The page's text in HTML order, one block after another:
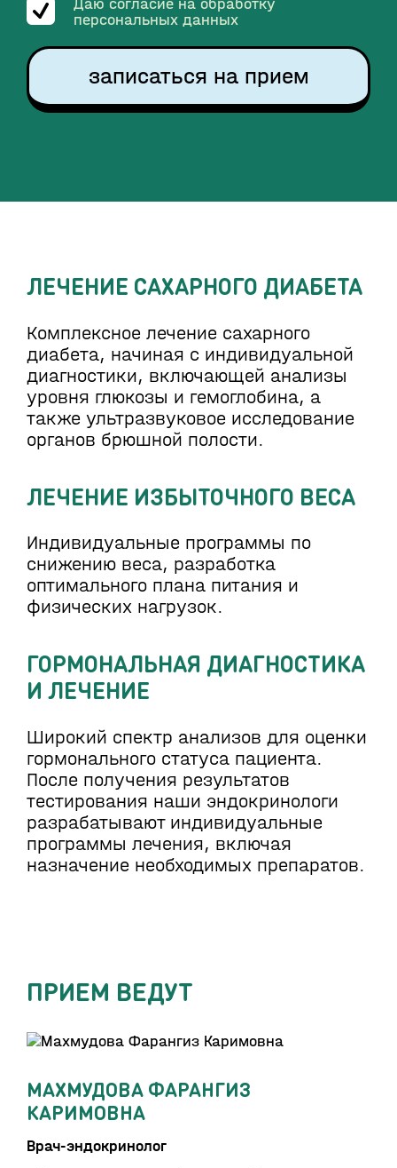
Даю согласие на обработку
персональных данных
записаться на прием
ЛЕЧЕНИЕ САХАРНОГО ДИАБЕТА
Комплексное лечение сахарного
диабета, начиная с индивидуальной
диагностики, включающей анализы
уровня глюкозы и гемоглобина, а
также ультразвуковое исследование
органов брюшной полости.
ЛЕЧЕНИЕ ИЗБЫТОЧНОГО ВЕСА
Индивидуальные программы по
снижению веса, разработка
оптимального плана питания и
физических нагрузок.
ГОРМОНАЛЬНАЯ ДИАГНОСТИКА
И ЛЕЧЕНИЕ
Широкий спектр анализов для оценки
гормонального статуса пациента.
После получения результатов
тестирования наши эндокринологи
разрабатывают индивидуальные
программы лечения, включая
назначение необходимых препаратов.
ПРИЕМ ВЕДУТ
МАХМУДОВА ФАРАНГИЗ
КАРИМОВНА
Врач-эндокринолог